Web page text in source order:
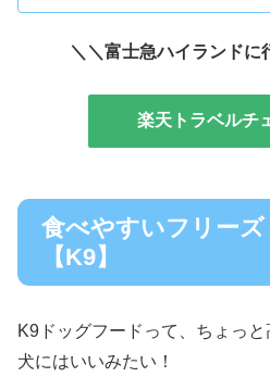
＼＼富士急ハイランドに
楽天トラベルチ
食べやすいフリー
【K9】
K9ドッグフードって、ちょっ
犬にはいいみたい！